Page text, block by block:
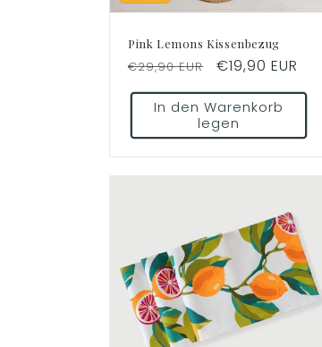
Pink Lemons Kissenbezug
Normaler
Preis
€29,90 EUR Verkaufspreis
€19,90 EUR
In den Warenkorb
legen